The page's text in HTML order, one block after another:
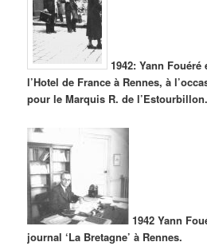
1942: Yann
l’Hotel de France à Rennes, à
pour le Marquis R. de l’Estourbillon.
1942 Yann
journal ‘La Bretagne’ à Rennes.